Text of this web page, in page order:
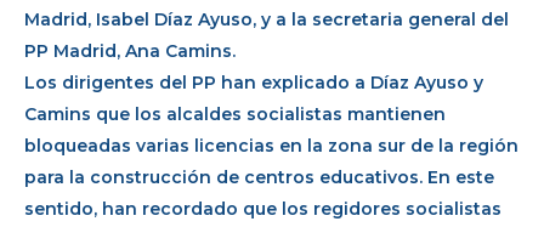
Madrid, Isabel Díaz Ayuso, y a la secretaria general del
PP Madrid, Ana Camins.
Los dirigentes del PP han explicado a Díaz Ayuso y
Camins que los alcaldes socialistas mantienen
bloqueadas varias licencias en la zona sur de la región
para la construcción de centros educativos. En este
sentido, han recordado que los regidores socialistas